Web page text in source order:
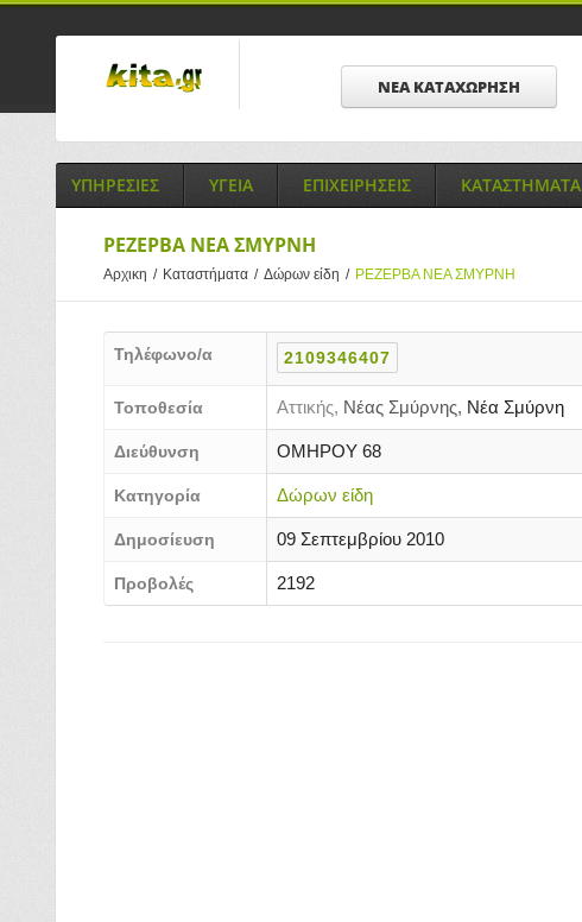
ΝΕΑ ΚΑΤΑΧΩΡΗΣΗ
ΥΠΗΡΕΣΙΕΣ ΥΓΕΙΑ ΕΠΙΧΕΙΡΗΣΕΙΣ ΚΑΤΑΣΤΗΜΑΤΑ
ΡΕΖΕΡΒΑ ΝΕΑ ΣΜΥΡΝΗ
Αρχικη / Καταστήματα / Δώρων είδη / ΡΕΖΕΡΒΑ ΝΕΑ ΣΜΥΡΝΗ
Τηλέφωνο/α 2109346407
Τοποθεσία Αττικής, Νέας Σμύρνης, Νέα Σμύρνη
Διεύθυνση ΟΜΗΡΟΥ 68
Κατηγορία Δώρων είδη
Δημοσίευση 09 Σεπτεμβρίου 2010
Προβολές 2192